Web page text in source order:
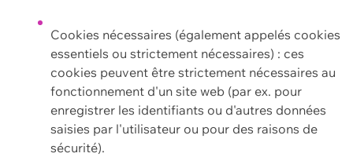
Cookies nécessaires (également appelés cookies
essentiels ou strictement nécessaires) : ces
cookies peuvent être strictement nécessaires au
fonctionnement d'un site web (par ex. pour
enregistrer les identifiants ou d'autres données
saisies par l'utilisateur ou pour des raisons de
sécurité).